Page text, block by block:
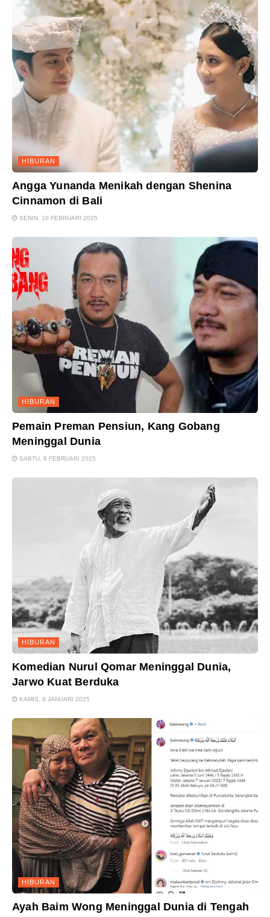
HIBURAN
Angga Yunanda Menikah dengan Shenina
Cinnamon di Bali
SENIN, 10 FEBRUARI 2025
HIBURAN
Pemain Preman Pensiun, Kang Gobang
Meninggal Dunia
SABTU, 8 FEBRUARI 2025
HIBURAN
Komedian Nurul Qomar Meninggal Dunia,
Jarwo Kuat Berduka
KAMIS, 9 JANUARI 2025
HIBURAN
Ayah Baim Wong Meninggal Dunia di Tengah